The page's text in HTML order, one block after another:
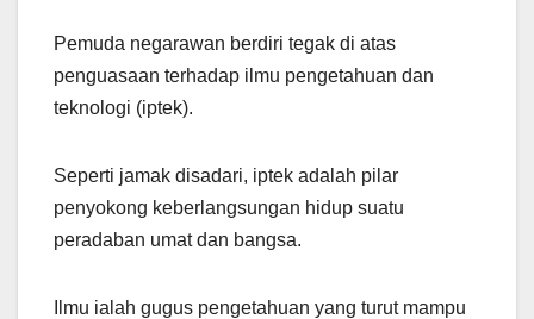
Pemuda negarawan berdiri tegak di atas
penguasaan terhadap ilmu pengetahuan dan
teknologi (iptek).
Seperti jamak disadari, iptek adalah pilar
penyokong keberlangsungan hidup suatu
peradaban umat dan bangsa.
Ilmu ialah gugus pengetahuan yang turut mampu